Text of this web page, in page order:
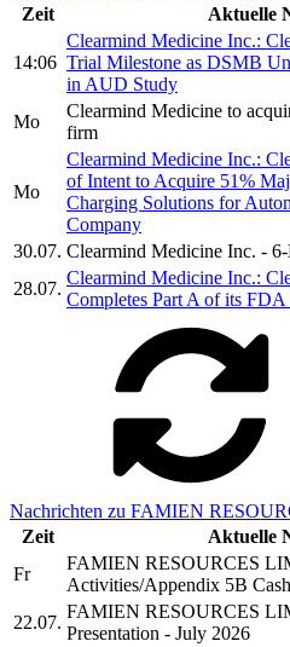
Zeit
Aktuelle
14:06
Clearmind Medicine Inc.:
Trial Milestone as DSMB
in AUD Study
Mo
Clearmind Medicine to
firm
Mo
Clearmind Medicine Inc.:
of Intent to Acquire 51%
Charging Solutions for
Company
30.07. Clearmind Medicine Inc. -
28.07.
Clearmind Medicine Inc.:
Completes Part A of its
Nachrichten zu FAMIEN
Zeit
Aktuelle
Fr
FAMIEN RESOURCES
Activities/Appendix 5B
22.07.
FAMIEN RESOURCES
Presentation - July 2026